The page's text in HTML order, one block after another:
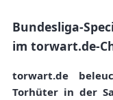
Bundesliga-
im torwart.de-
torwart.de
Torhüter in der